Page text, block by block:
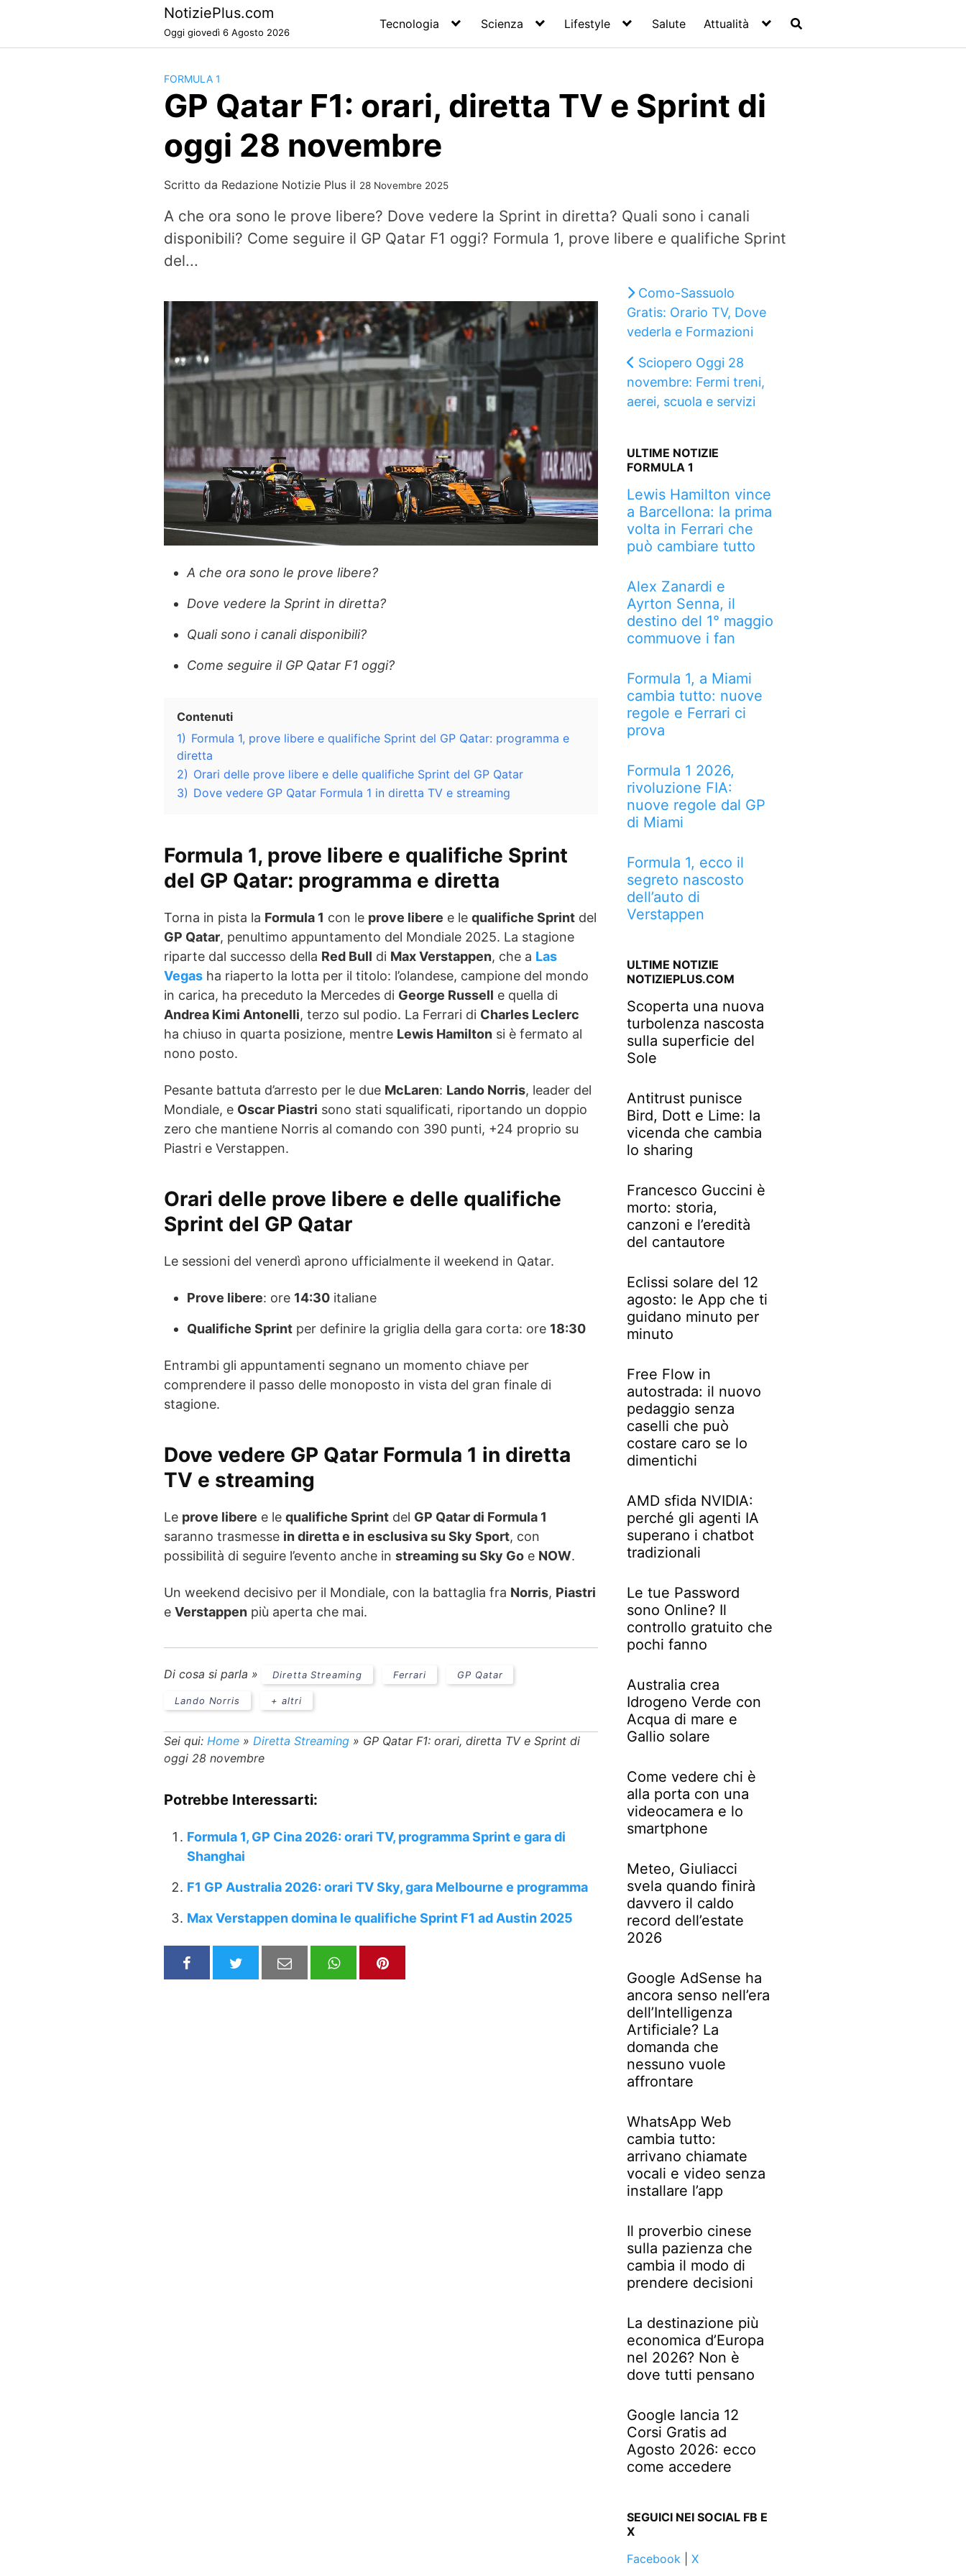
NotiziePlus.com
Oggi giovedì 6 Agosto 2026
Tecnologia Scienza Lifestyle Salute Attualità
FORMULA 1
GP Qatar F1: orari, diretta TV e Sprint di
oggi 28 novembre
Scritto da Redazione Notizie Plus il 28 Novembre 2025
A che ora sono le prove libere? Dove vedere la Sprint in diretta? Quali sono i canali
disponibili? Come seguire il GP Qatar F1 oggi? Formula 1, prove libere e qualifiche Sprint
del...
A che ora sono le prove libere?
Dove vedere la Sprint in diretta?
Quali sono i canali disponibili?
Come seguire il GP Qatar F1 oggi?
Contenuti
1) Formula 1, prove libere e qualifiche Sprint del GP Qatar: programma e
diretta
2) Orari delle prove libere e delle qualifiche Sprint del GP Qatar
3) Dove vedere GP Qatar Formula 1 in diretta TV e streaming
Formula 1, prove libere e qualifiche Sprint
del GP Qatar: programma e diretta
Torna in pista la Formula 1 con le prove libere e le qualifiche Sprint del
GP Qatar, penultimo appuntamento del Mondiale 2025. La stagione
riparte dal successo della Red Bull di Max Verstappen, che a Las
Vegas ha riaperto la lotta per il titolo: l’olandese, campione del mondo
in carica, ha preceduto la Mercedes di George Russell e quella di
Andrea Kimi Antonelli, terzo sul podio. La Ferrari di Charles Leclerc
ha chiuso in quarta posizione, mentre Lewis Hamilton si è fermato al
nono posto.
Pesante battuta d’arresto per le due McLaren: Lando Norris, leader del
Mondiale, e Oscar Piastri sono stati squalificati, riportando un doppio
zero che mantiene Norris al comando con 390 punti, +24 proprio su
Piastri e Verstappen.
Orari delle prove libere e delle qualifiche
Sprint del GP Qatar
Le sessioni del venerdì aprono ufficialmente il weekend in Qatar.
Prove libere: ore 14:30 italiane
Qualifiche Sprint per definire la griglia della gara corta: ore 18:30
Entrambi gli appuntamenti segnano un momento chiave per
comprendere il passo delle monoposto in vista del gran finale di
stagione.
Dove vedere GP Qatar Formula 1 in diretta
TV e streaming
Le prove libere e le qualifiche Sprint del GP Qatar di Formula 1
saranno trasmesse in diretta e in esclusiva su Sky Sport, con
possibilità di seguire l’evento anche in streaming su Sky Go e NOW.
Un weekend decisivo per il Mondiale, con la battaglia fra Norris, Piastri
e Verstappen più aperta che mai.
Di cosa si parla » Diretta Streaming Ferrari GP Qatar
Lando Norris + altri
Sei qui: Home » Diretta Streaming » GP Qatar F1: orari, diretta TV e Sprint di
oggi 28 novembre
Potrebbe Interessarti:
Formula 1, GP Cina 2026: orari TV, programma Sprint e gara di
Shanghai
F1 GP Australia 2026: orari TV Sky, gara Melbourne e programma
Max Verstappen domina le qualifiche Sprint F1 ad Austin 2025
Como-Sassuolo
Gratis: Orario TV, Dove
vederla e Formazioni
Sciopero Oggi 28
novembre: Fermi treni,
aerei, scuola e servizi
ULTIME NOTIZIE
FORMULA 1
Lewis Hamilton vince
a Barcellona: la prima
volta in Ferrari che
può cambiare tutto
Alex Zanardi e
Ayrton Senna, il
destino del 1° maggio
commuove i fan
Formula 1, a Miami
cambia tutto: nuove
regole e Ferrari ci
prova
Formula 1 2026,
rivoluzione FIA:
nuove regole dal GP
di Miami
Formula 1, ecco il
segreto nascosto
dell’auto di
Verstappen
ULTIME NOTIZIE
NOTIZIEPLUS.COM
Scoperta una nuova
turbolenza nascosta
sulla superficie del
Sole
Antitrust punisce
Bird, Dott e Lime: la
vicenda che cambia
lo sharing
Francesco Guccini è
morto: storia,
canzoni e l’eredità
del cantautore
Eclissi solare del 12
agosto: le App che ti
guidano minuto per
minuto
Free Flow in
autostrada: il nuovo
pedaggio senza
caselli che può
costare caro se lo
dimentichi
AMD sfida NVIDIA:
perché gli agenti IA
superano i chatbot
tradizionali
Le tue Password
sono Online? Il
controllo gratuito che
pochi fanno
Australia crea
Idrogeno Verde con
Acqua di mare e
Gallio solare
Come vedere chi è
alla porta con una
videocamera e lo
smartphone
Meteo, Giuliacci
svela quando finirà
davvero il caldo
record dell’estate
2026
Google AdSense ha
ancora senso nell’era
dell’Intelligenza
Artificiale? La
domanda che
nessuno vuole
affrontare
WhatsApp Web
cambia tutto:
arrivano chiamate
vocali e video senza
installare l’app
Il proverbio cinese
sulla pazienza che
cambia il modo di
prendere decisioni
La destinazione più
economica d’Europa
nel 2026? Non è
dove tutti pensano
Google lancia 12
Corsi Gratis ad
Agosto 2026: ecco
come accedere
SEGUICI NEI SOCIAL FB E
X
Facebook| X